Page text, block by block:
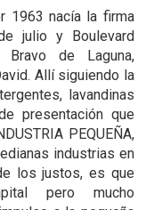
1963 nacía la firma
julio y Boulevard
de Laguna,
Allí siguiendo la
lavandinas
presentación que
PEQUEÑA,
industrias en
los justos, es que
pero mucho